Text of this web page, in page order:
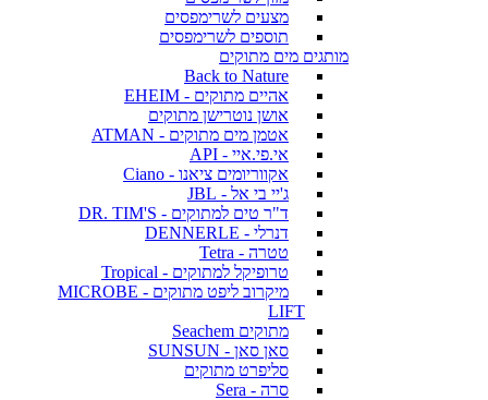
מצעים לשרימפסים
תוספים לשרימפסים
מותגים מים מתוקים
Back to Nature
אהיים מתוקים - EHEIM
אושן נוטרישן מתוקים
אטמן מים מתוקים - ATMAN
אי.פי.איי - API
אקווריומים ציאנו - Ciano
ג'יי בי אל - JBL
ד"ר טים למתוקים - DR. TIM'S
דנרלי - DENNERLE
טטרה - Tetra
טרופיקל למתוקים - Tropical
מיקרוב ליפט מתוקים - MICROBE
LIFT
מתוקים Seachem
סאן סאן - SUNSUN
סליפרט מתוקים
סרה - Sera